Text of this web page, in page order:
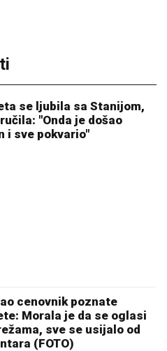
se ljubila sa Stanijom,
"Onda je došao
i sve pokvario"
cenovnik poznate
Morala je da se oglasi
sve se usijalo od
(FOTO)